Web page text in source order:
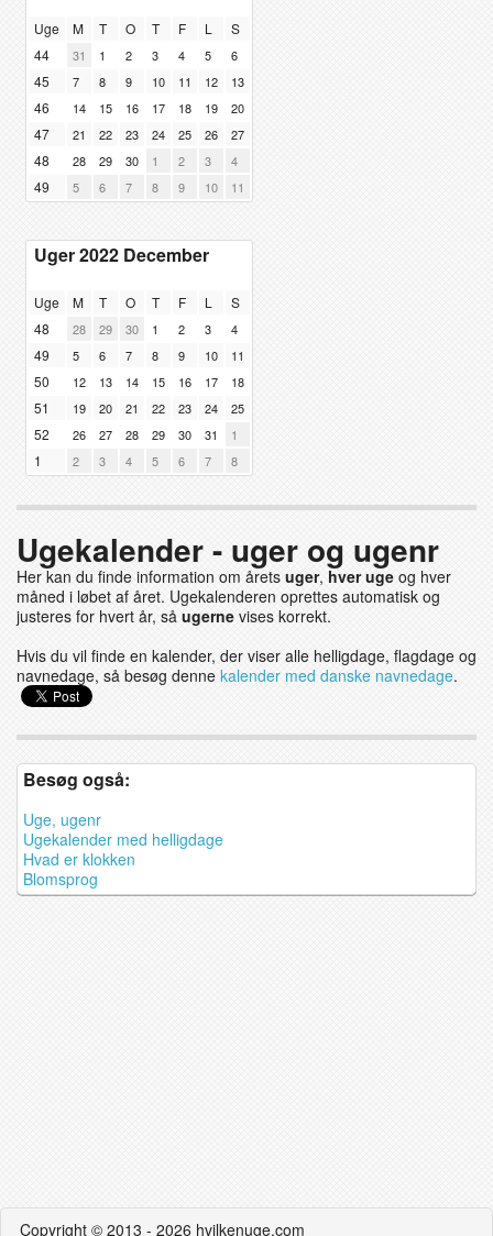
Uge M T O T F L
S
44
31 1 2 3 4 5 6
45 7 8 9 10 11 12 13
46 14 15 16 17 18 19 20
47 21 22 23 24 25 26 27
48 28 29 30 1 2 3 4
49 5 6 7 8 9 10 11
Uger 2022 December
Uge M T O T F L
S
48
28 29 30 1 2 3 4
49 5 6 7 8 9 10 11
50 12 13 14 15 16 17 18
51 19 20 21 22 23 24 25
52 26 27 28 29 30 31 1
1 2 3 4 5 6 7 8
Ugekalender - uger og ugenr
Her kan du finde information om årets uger, hver uge og hver
måned i løbet af året. Ugekalenderen oprettes automatisk og
justeres for hvert år, så ugerne vises korrekt.
Hvis du vil finde en kalender, der viser alle helligdage, flagdage og
navnedage, så besøg denne kalender med danske navnedage.
Besøg også:
Uge, ugenr
Ugekalender med helligdage
Hvad er klokken
Blomsprog
Copyright © 2013 - 2026 hvilkenuge.com